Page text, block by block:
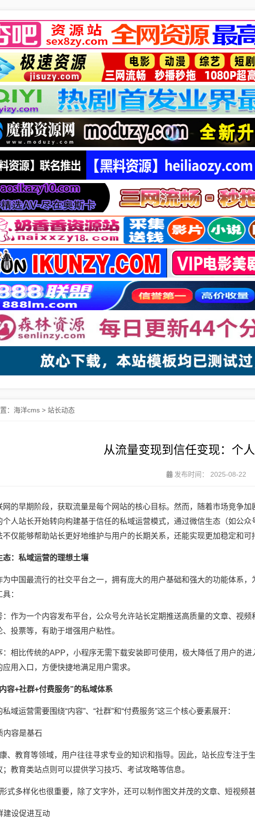
： 海洋cms > 站长动态
从流量变现到信任变现：个
发布时间： 2025-08-22
网的早期阶段，获取流量是每个网站的核心目标。然而，随着市场竞争
个人站长开始转向构建基于信任的私域运营模式，通过微信生态（如公
不仅能够帮助站长更好地维护与用户的长期关系，还能实现更加稳定和可
态：私域运营的理想土壤
为中国最流行的社交平台之一，拥有庞大的用户基础和强大的功能体系
：
：作为一个内容发布平台，公众号允许站长定期推送高质量的文章、视
、投票等，有助于增强用户粘性。
：相比传统的APP，小程序无需下载安装即可使用，极大降低了用户的
应用入口，方便快捷地满足用户需求。
容+社群+付费服务”的私域体系
私域运营需要围绕“内容”、“社群”和“付费服务”这三个核心要素展开：
内容是基石
、教育等领域，用户往往寻求专业的知识和指导。因此，站长应专注
；教育类站点则可以提供学习技巧、考试攻略等信息。
式多样化也很重要，除了文字外，还可以制作图文并茂的文章、短视频
建设促进互动